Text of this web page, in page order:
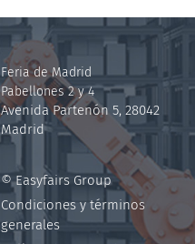
Feria de Madrid
Pabellones 2 y 4
Avenida Partenón 5, 28042
Madrid
© Easyfairs Group
Condiciones y términos
generales